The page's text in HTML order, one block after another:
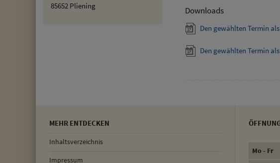
85652 Pliening
Downloads
Den gewählten Termin
Den gewählten Termin
MEHR ENTDECKEN
Inhaltsverzeichnis
Impressum
Mo - Fr